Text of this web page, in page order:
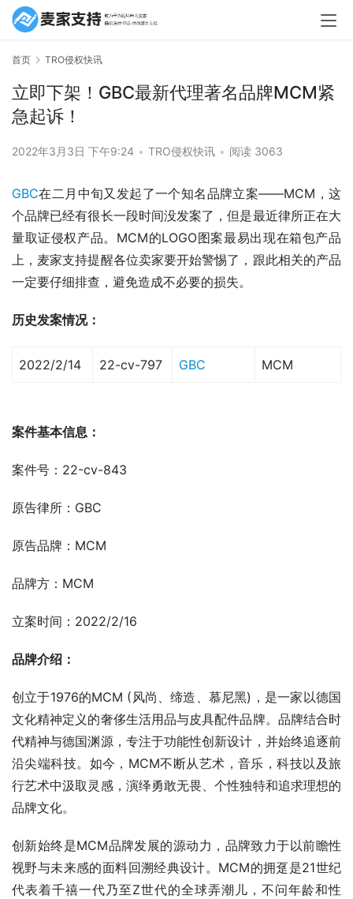
首页 TRO侵权快讯
立即下架！GBC最新代理著名品牌MCM紧
急起诉！
2022年3月3日 下午9:24 • TRO侵权快讯 • 阅读 3063
GBC在二月中旬又发起了一个知名品牌立案——MCM，这
个品牌已经有很长一段时间没发案了，但是最近律所正在大
量取证侵权产品。MCM的LOGO图案最易出现在箱包产品
上，麦家支持提醒各位卖家要开始警惕了，跟此相关的产品
一定要仔细排查，避免造成不必要的损失。
历史发案情况：
2022/2/14 22-cv-797 GBC MCM
案件基本信息：
案件号：22-cv-843
原告律所：GBC
原告品牌：MCM
品牌方：MCM
立案时间：2022/2/16
品牌介绍：
创立于1976的MCM (风尚、缔造、慕尼黑)，是一家以德国
文化精神定义的奢侈生活用品与皮具配件品牌。品牌结合时
代精神与德国渊源，专注于功能性创新设计，并始终追逐前
沿尖端科技。如今，MCM不断从艺术，音乐，科技以及旅
行艺术中汲取灵感，演绎勇敢无畏、个性独特和追求理想的
品牌文化。
创新始终是MCM品牌发展的源动力，品牌致力于以前瞻性
视野与未来感的面料回溯经典设计。MCM的拥趸是21世纪
代表着千禧一代乃至Z世代的全球弄潮儿，不问年龄和性